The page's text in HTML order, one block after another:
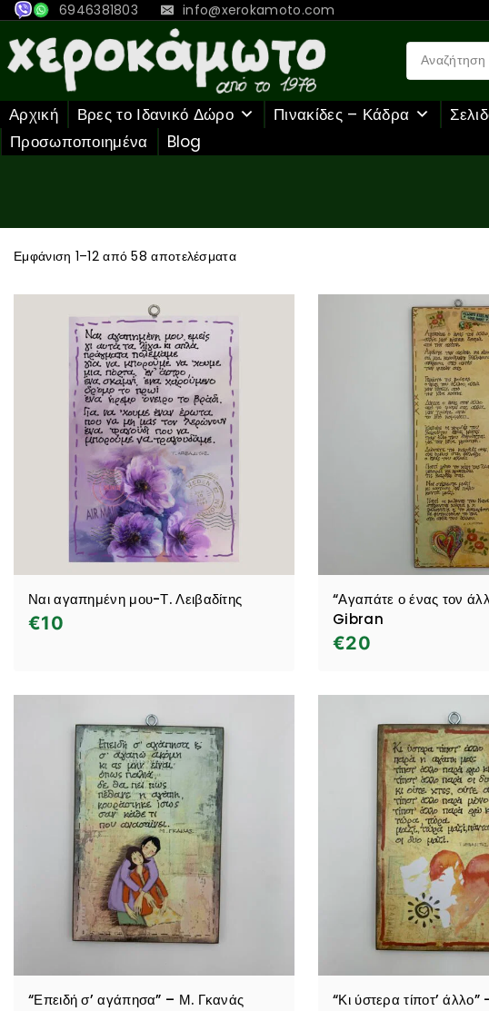
6946381803 info@xerokamoto.com
Αρχική Βρες το Ιδανικό Δώρο Πινακίδες – Κάδρα
Προσωποποιημένα
Blog
Εμφάνιση 1–12από58 αποτελέσματα
Ναι αγαπημένη μου-Τ. Λειβαδίτης
€10
“Αγαπάτε ο ένας τον
Gibran
€20
“Επειδή σ’ αγάπησα” – Μ. Γκανάς “Κι ύστερα τίποτ’ άλλο”